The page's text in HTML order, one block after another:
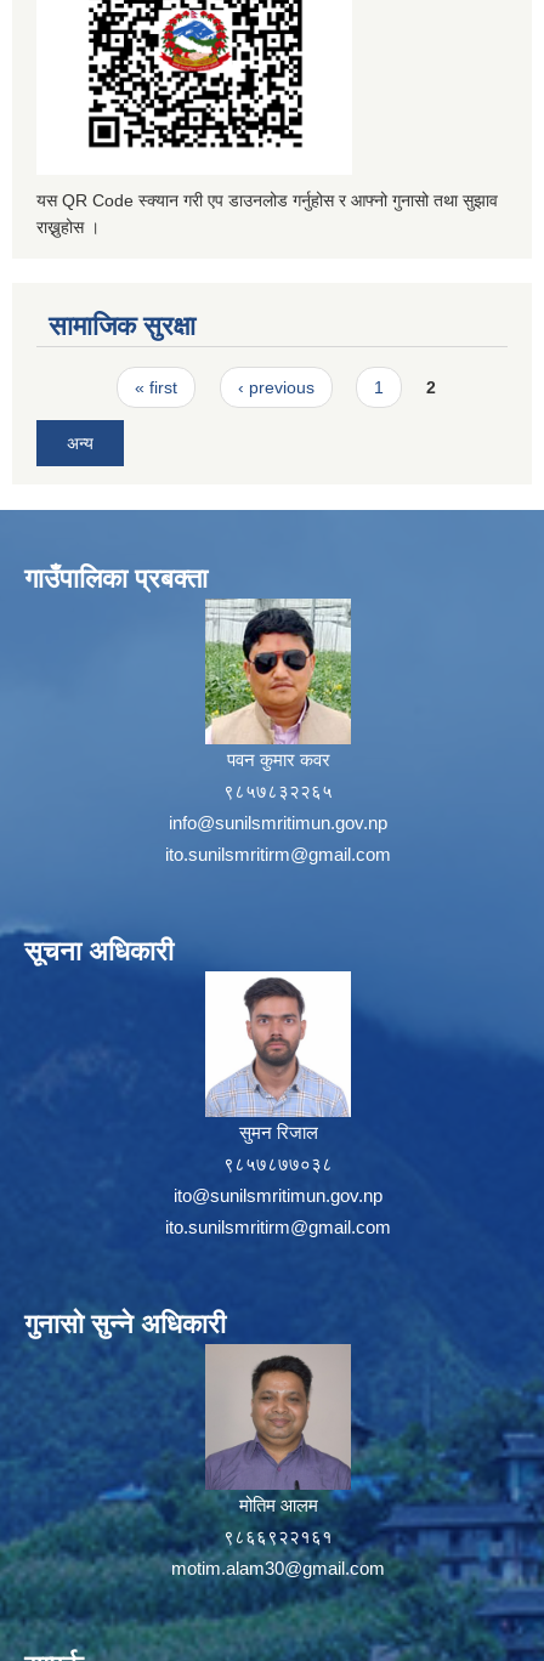
यस QR Code स्क्यान गरी एप डाउनलोड गर्नुहोस र आफ्नो गुनासो तथा सुझाव
राख्नुहोस ।
सामाजिक सुरक्षा
Pages« first ‹ previous 1 2
अन्य
गाउँपालिका प्रबक्ता
पवन कुमार कवर
९८५७८३२२६५
info@sunilsmritimun.gov.np
ito.sunilsmritirm@gmail.com
सूचना अधिकारी
सुमन रिजाल
९८५७८७७०३८
ito@sunilsmritimun.gov.np
ito.sunilsmritirm@gmail.com
गुनासो सुन्ने अधिकारी
मोतिम आलम
९८६६९२२१६१
motim.alam30@gmail.com